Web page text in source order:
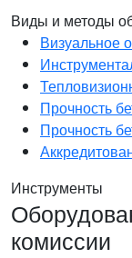
Виды и методы
Визуальное
Прочность
Прочность
Инструменты
комиссии